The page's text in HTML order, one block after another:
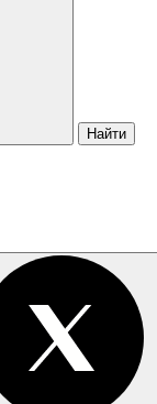
Найти